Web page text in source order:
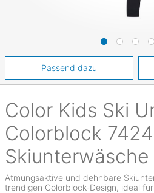
Color Kids Ski
Colorblock
Skiunterwäsche
Atmungsaktive und dehnbare
trendigen Colorblock-Design, ideal
Passend dazu